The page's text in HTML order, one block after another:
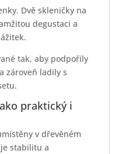
Dvě skleničky na
degustaci a
tak, aby podpořily
zároveň ladily s
praktický i
v dřevěném
stabilitu a